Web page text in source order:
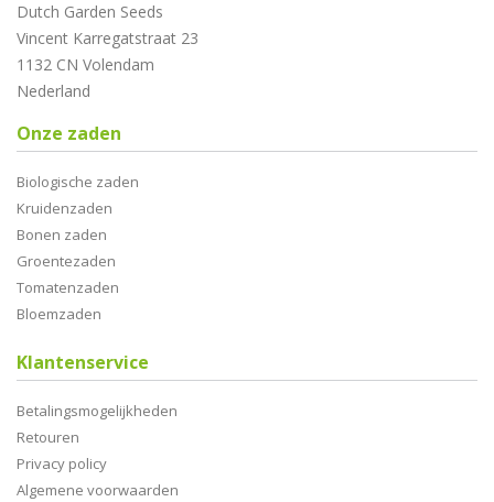
Dutch Garden Seeds
Vincent Karregatstraat 23
1132 CN Volendam
Nederland
Onze zaden
Biologische zaden
Kruidenzaden
Bonen zaden
Groentezaden
Tomatenzaden
Bloemzaden
Klantenservice
Betalingsmogelijkheden
Retouren
Privacy policy
Algemene voorwaarden